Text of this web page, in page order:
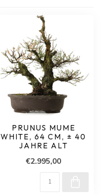
PRUNUS MUME
WHITE, 64 CM, ± 40
JAHRE ALT
€2.995,00